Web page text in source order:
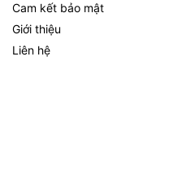
Cam kết bảo mật
Giới thiệu
Liên hệ